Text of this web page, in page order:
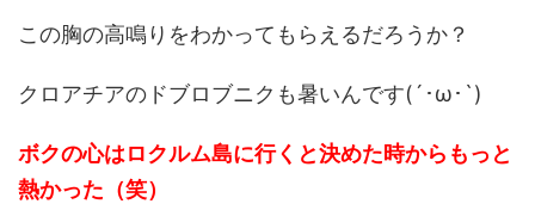
この胸の高鳴りをわかってもらえるだろうか？
クロアチアのドブロブニクも暑いんです(´･ω･`)
ボクの心はロクルム島に行くと決めた時からもっと
熱かった（笑）